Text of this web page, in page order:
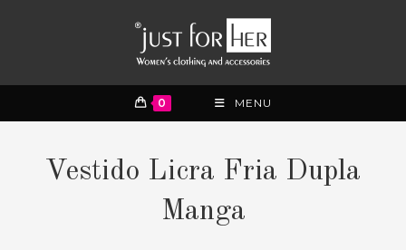
0 MENU
Vestido Licra Fria Dupla
Manga